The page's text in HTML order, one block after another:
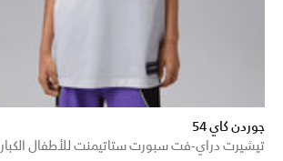
جوردن كاي 54
تيشيرت دراي-فت سبورت ستاتيمنت للأطفال الكبار